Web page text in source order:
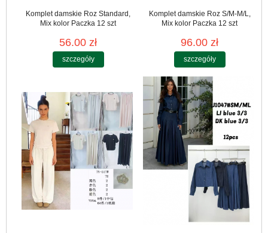
Komplet damskie Roz Standard,
Mix kolor Paczka 12 szt
56.00 zł
szczegóły
Komplet damskie Roz S/M-M/L,
Mix kolor Paczka 12 szt
96.00 zł
szczegóły